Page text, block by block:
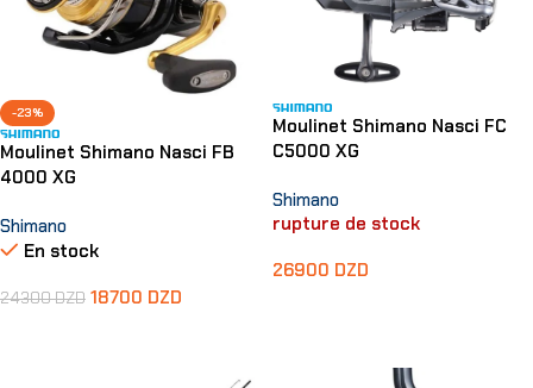
-23%
Moulinet Shimano Nasci FB
4000 XG
Shimano
En stock
24300DZD 18700 DZD
Moulinet Shimano Nasci FC
C5000 XG
Shimano
rupture de stock
26900 DZD